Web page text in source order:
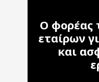
Ο φορέας
εταίρων
και